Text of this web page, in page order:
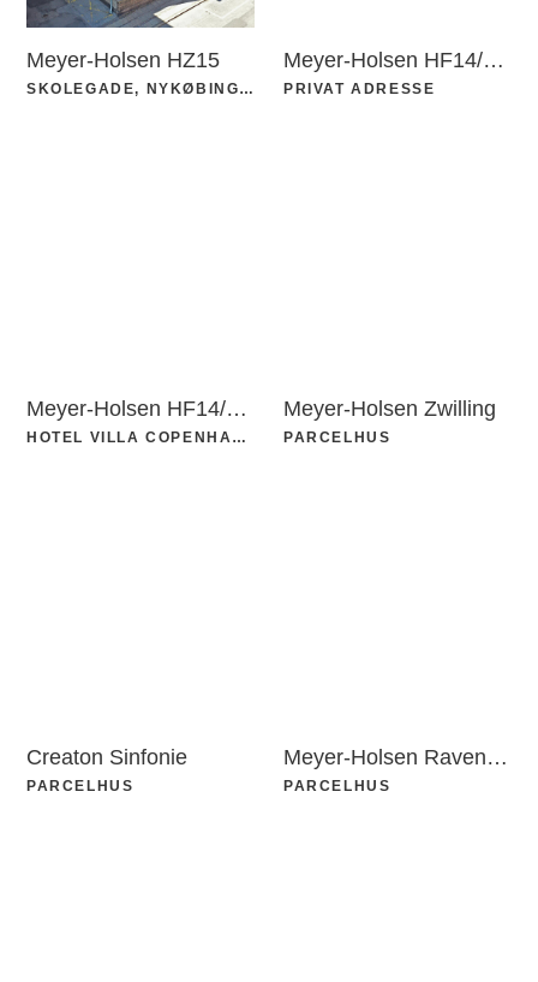
Meyer-Holsen HZ15
SKOLEGADE, NYKØBING FALSTER
Meyer-Holsen HF14/Vario
PRIVAT ADRESSE
Meyer-Holsen HF14/Vario
HOTEL VILLA COPENHAGEN
Meyer-Holsen Zwilling
PARCELHUS
Creaton Sinfonie
PARCELHUS
Meyer-Holsen Ravensberger Light
PARCELHUS